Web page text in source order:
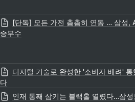
[단독] 모든 가전 촘촘히 연동 … 삼성,
승부수
디지털 기술로 완성한 '소비자 배려' 통
다
인재 통째 삼키는 블랙홀 열렸다…삼성